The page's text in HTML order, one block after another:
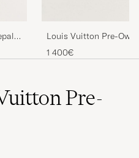
Louis Vuitton Pre-
Bandouliére 55
1 400€
Pre-